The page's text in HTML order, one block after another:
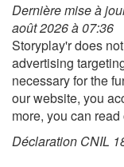
Dernière mise à
août 2026 à 07:36
Storyplay'r does
advertising
necessary for the
our website, you
more, you can
Déclaration CNIL